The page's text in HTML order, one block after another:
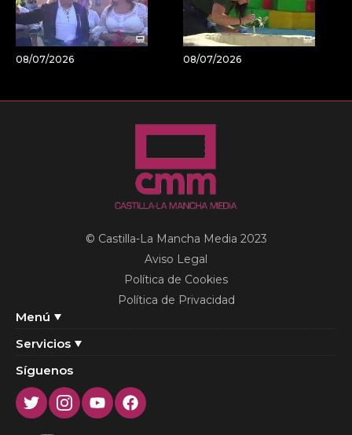
08/07/2026 08/07/2026
Menú
Servicios
© Castilla-La Mancha Media 2023
Aviso Legal
Política de Cookies
Política de Privacidad
Síguenos
TwitterInstagram
YoutubeFacebook